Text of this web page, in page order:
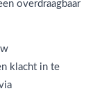
overdraagbaar
klacht in te